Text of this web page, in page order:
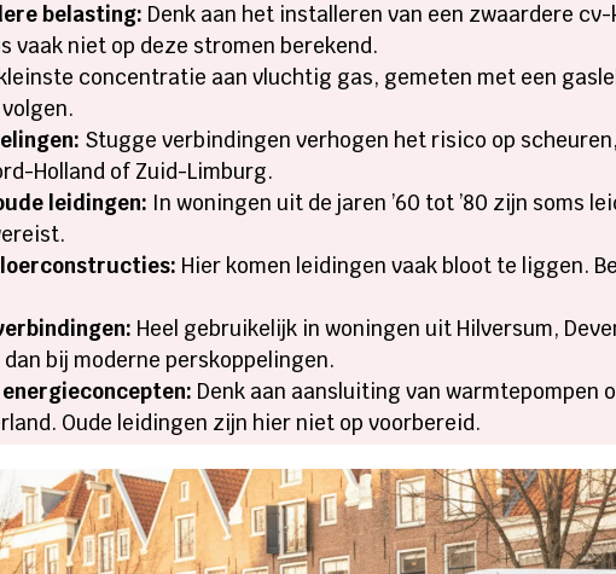
belasting: Denk aan het installeren van een zwaardere
vaak niet op deze stromen berekend.
concentratie aan vluchtig gas, gemeten met een
Stugge verbindingen verhogen het risico op
Holland of Zuid-Limburg.
leidingen: In woningen uit de jaren ’60 tot ’80 zijn soms
Hier komen leidingen vaak bloot te liggen.
Heel gebruikelijk in woningen uit Hilversum,
bij moderne perskoppelingen.
Denk aan aansluiting van
Oude leidingen zijn hier niet op voorbereid.